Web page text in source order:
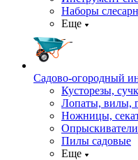
Наборы
Еще
Садово-огородный
Кусторезы,
Лопаты, вилы,
Ножницы,
Опрыскиватели
Пилы садовые
Еще